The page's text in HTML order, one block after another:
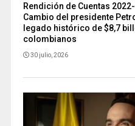
Rendición de Cuentas
Cambio del presidente
legado histórico de $8,7
colombianos
30 julio, 2026